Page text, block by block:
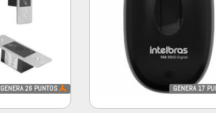
GENERA26 PUNTOS GENERA 17